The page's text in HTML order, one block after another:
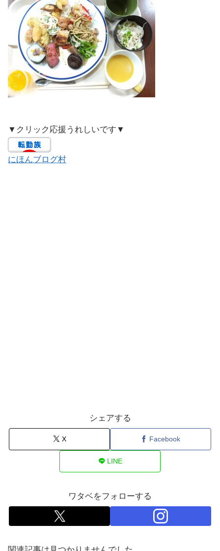
▼クリック応援うれしいです▼
にほんブログ村
シェアする
X Facebook
LINE
ワタベをフォローする